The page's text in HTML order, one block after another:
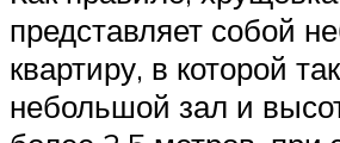
представляет собой
квартиру, в которой
небольшой зал и